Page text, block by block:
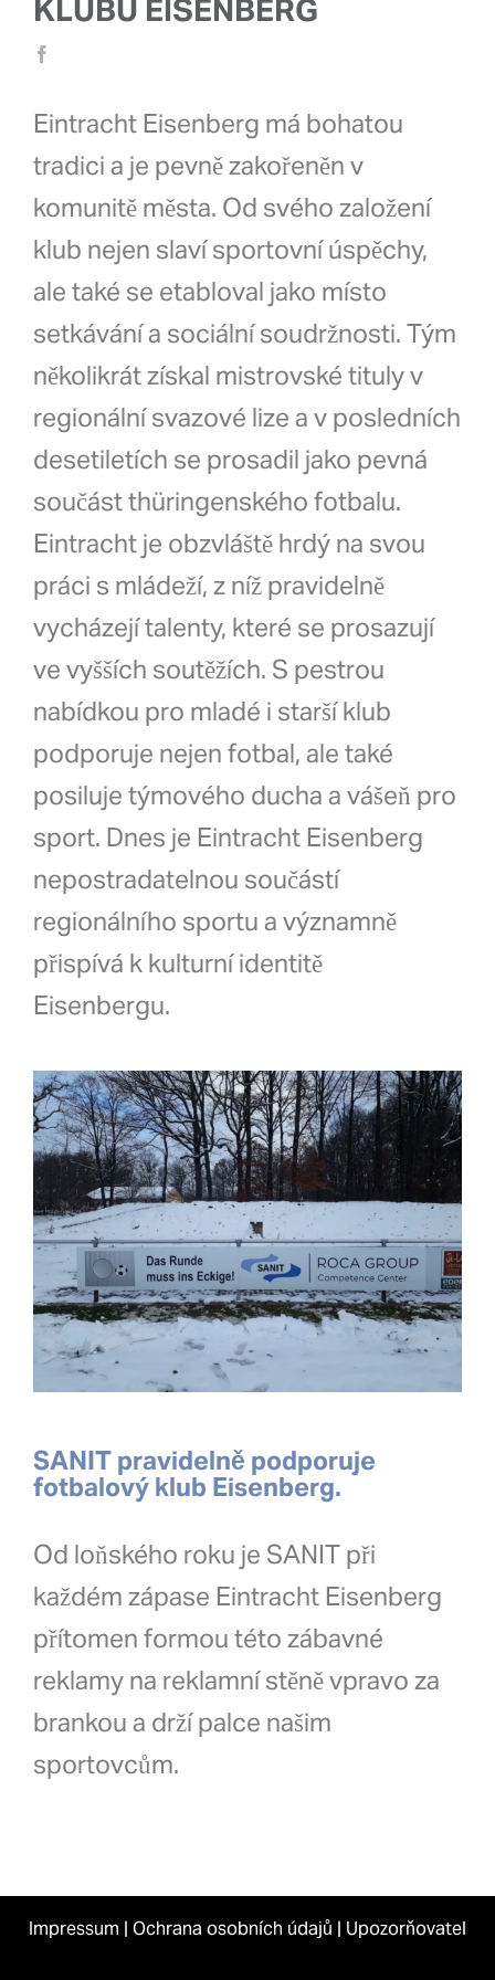
KLUBU EISENBERG
Eintracht Eisenberg má bohatou
tradici a je pevně zakořeněn v
komunitě města. Od svého založení
klub nejen slaví sportovní úspěchy,
ale také se etabloval jako místo
setkávání a sociální soudržnosti. Tým
několikrát získal mistrovské tituly v
regionální svazové lize a v posledních
desetiletích se prosadil jako pevná
součást thüringenského fotbalu.
Eintracht je obzvláště hrdý na svou
práci s mládeží, z níž pravidelně
vycházejí talenty, které se prosazují
ve vyšších soutěžích. S pestrou
nabídkou pro mladé i starší klub
podporuje nejen fotbal, ale také
posiluje týmového ducha a vášeň pro
sport. Dnes je Eintracht Eisenberg
nepostradatelnou součástí
regionálního sportu a významně
přispívá k kulturní identitě
Eisenbergu.
SANIT pravidelně podporuje
fotbalový klub Eisenberg.
Od loňského roku je SANIT při
každém zápase Eintracht Eisenberg
přítomen formou této zábavné
reklamy na reklamní stěně vpravo za
brankou a drží palce našim
sportovcům.
Impressum | Ochrana osobních údajů | Upozorňovatel